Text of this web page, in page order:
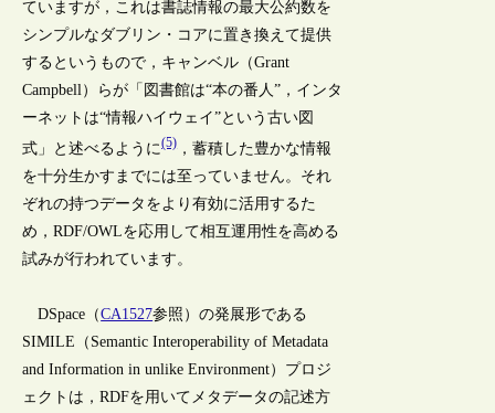
ていますが，これは書誌情報の最大公約数を
シンプルなダブリン・コアに置き換えて提供
するというもので，キャンベル（Grant
Campbell）らが「図書館は“本の番人”，インタ
ーネットは“情報ハイウェイ”という古い図
式」と述べるように(5)，蓄積した豊かな情報
を十分生かすまでには至っていません。それ
ぞれの持つデータをより有効に活用するた
め，RDF/OWLを応用して相互運用性を高める
試みが行われています。
DSpace（CA1527参照）の発展形である
SIMILE（Semantic Interoperability of Metadata
and Information in unlike Environment）プロジ
ェクトは，RDFを用いてメタデータの記述方